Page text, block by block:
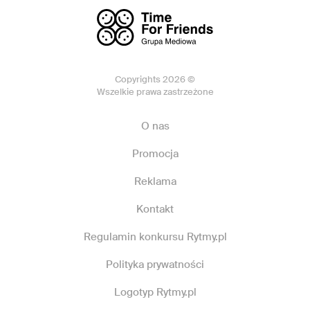
Copyrights 2026 ©
Wszelkie prawa zastrzeżone
O nas
Promocja
Reklama
Kontakt
Regulamin konkursu Rytmy.pl
Polityka prywatności
Logotyp Rytmy.pl